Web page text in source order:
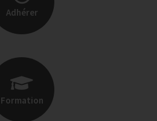
Adhérer
Formation